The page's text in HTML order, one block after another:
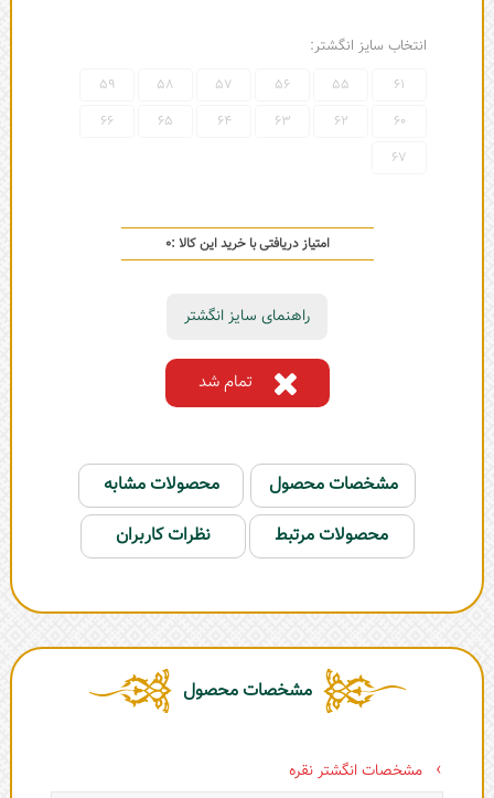
انتخاب سایز انگشتر:
61
55
56
57
58
59
60
62
63
64
65
66
67
امتیاز دریافتی با خرید این کالا :0
راهنمای سایز انگشتر
تمام شد
مشخصات محصول
محصولات مشابه
محصولات مرتبط
نظرات کاربران
مشخصات محصول
مشخصات انگشتر نقره